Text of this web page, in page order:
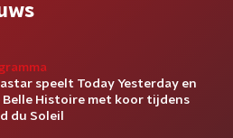
speelt Today Yesterday en
Belle Histoire met koor tijdens
du Soleil